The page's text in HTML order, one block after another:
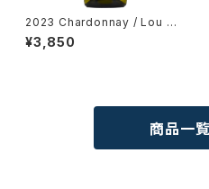
2023 Chardonnay / Lou Du
mont (STUDIO GHIBLI colla
boration)
¥3,850
商品一